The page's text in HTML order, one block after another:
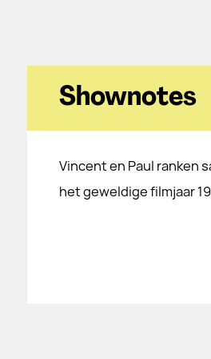
Shownotes
Vincent en Paul ranken
het geweldige filmjaar